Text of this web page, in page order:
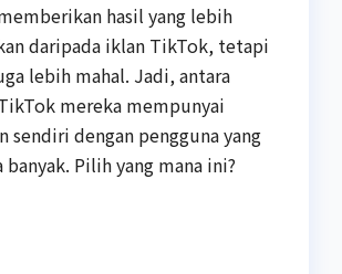
hasil yang lebih
daripada iklan TikTok, tetapi
lebih mahal. Jadi, antara
mereka mempunyai
sendiri dengan pengguna yang
banyak. Pilih yang mana ini?